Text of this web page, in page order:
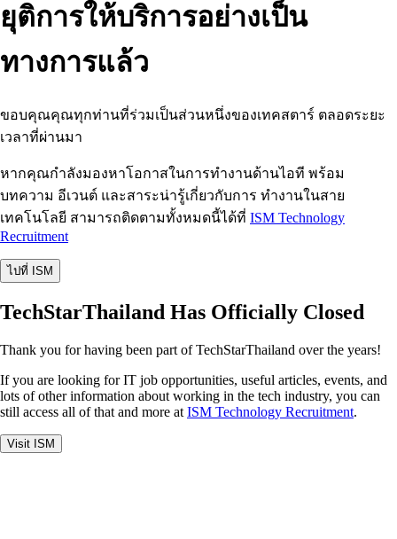
ยุติการให้บริการอย่างเป็น
ทางการแล้ว
ขอบคุณคุณทุกท่านที่ร่วมเป็นส่วนหนึ่งของเทคสตาร์ ตลอดระยะ
เวลาที่ผ่านมา
หากคุณกำลังมองหาโอกาสในการทำงานด้านไอที พร้อม
บทความ อีเวนต์ และสาระน่ารู้เกี่ยวกับการ ทำงานในสาย
เทคโนโลยี สามารถติดตามทั้งหมดนี้ได้ที่ ISM Technology
Recruitment
ไปที่ ISM
TechStarThailand Has Officially Closed
Thank you for having been part of TechStarThailand over the years!
If you are looking for IT job opportunities, useful articles, events, and
lots of other information about working in the tech industry, you can
still access all of that and more at ISM Technology Recruitment.
Visit ISM